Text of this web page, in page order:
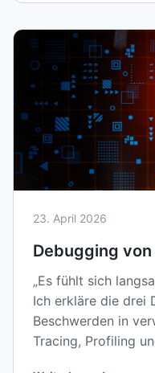
23. April 2026
Debugging
„Es fühlt sich
Ich erkläre die drei
Beschwerden in
Tracing, Profiling